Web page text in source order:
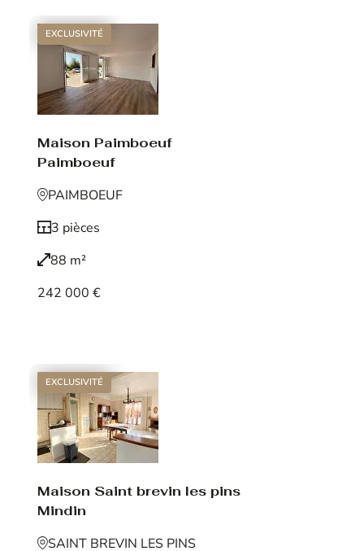
EXCLUSIVITÉ
Maison Paimboeuf
Paimboeuf
PAIMBOEUF
3 pièces
88 m²
242 000 €
EXCLUSIVITÉ
Maison Saint brevin les pins
Mindin
SAINT BREVIN LES PINS